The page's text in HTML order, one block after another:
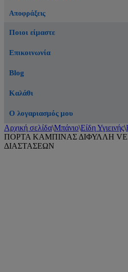
Αποφράξεις
Ποιοι είμαστε
Επικοινωνία
Blog
Καλάθι
Ο λογαριασμός μου
Αρχική σελίδα\Μπάνιο\Είδη Υγιεινής\
ΠΟΡΤΑ ΚΑΜΠΙΝΑΣ ΔΙΦΥΛΛΗ
ΔΙΑΣΤΑΣΕΩΝ